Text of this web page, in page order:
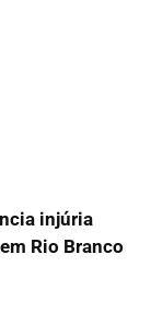
injúria
Rio Branco